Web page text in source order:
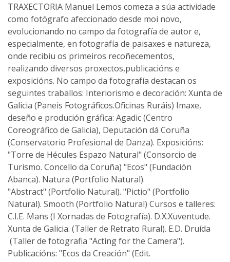
TRAXECTORIA Manuel Lemos comeza a súa actividade
como fotógrafo afeccionado desde moi novo,
evolucionando no campo da fotografía de autor e,
especialmente, en fotografía de paisaxes e natureza,
onde recibiu os primeiros recoñecementos,
realizando diversos proxectos,publicacións e
exposicións. No campo da fotografía destacan os
seguintes traballos: Interiorismo e decoración: Xunta de
Galicia (Paneis Fotográficos.Oficinas Ruráis) Imaxe,
deseño e produción gráfica: Agadic (Centro
Coreográfico de Galicia), Deputación dá Coruña
(Conservatorio Profesional de Danza). Exposicións:
"Torre de Hécules Espazo Natural" (Consorcio de
Turismo. Concello da Coruña) "Ecos" (Fundación
Abanca). Natura (Portfolio Natural).
"Abstract" (Portfolio Natural). "Pictio" (Portfolio
Natural). Smooth (Portfolio Natural) Cursos e talleres:
C.I.E. Mans (I Xornadas de Fotografía). D.X.Xuventude.
Xunta de Galicia. (Taller de Retrato Rural). E.D. Druída
(Taller de fotografia "Acting for the Camera").
Publicacións: "Ecos da Creación" (Edit.